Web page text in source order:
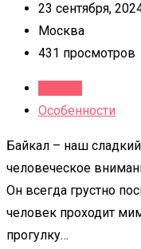
23 сентября,
Москва
431 просмотров
Особенности
Байкал – наш
человеческое
Он всегда грустно
человек проходит
прогулку…